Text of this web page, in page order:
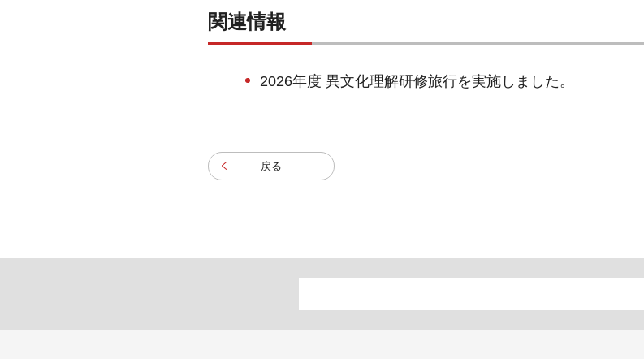
関連情報
2026年度 異文化理解研修旅行を実施しました。
戻る